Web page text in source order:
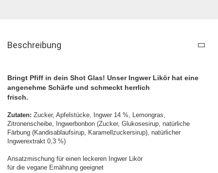
Beschreibung
Bringt Pfiff in dein Shot Glas! Unser Ingwer Likör hat eine
angenehme Schärfe und schmeckt herrlich
frisch.
Zutaten: Zucker, Apfelstücke, Ingwer 14 %, Lemongras,
Zitronenscheibe, Ingwerbonbon (Zucker, Glukosesirup, natürliche
Färbung (Kandisablaufsirup, Karamellzuckersirup), natürlicher
Ingwerextrakt 0,3 %)
Ansatzmischung für einen leckeren Ingwer Likör
für die vegane Ernährung geeignet